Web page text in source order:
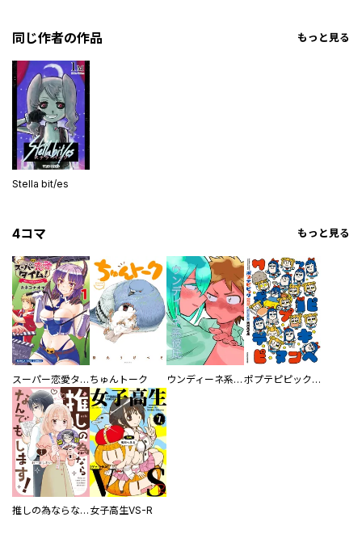
同じ作者の作品 もっと見る
Stella bit/es
4コマ もっと見る
スーパー恋愛タイム！～現場でドＳな彼女は自宅でデレる～ ちゅんトーク ウンディーネ系彼氏 ポプテピピック SEASON EIGHT
推しの為ならなんでもします！ 女子高生VS-R